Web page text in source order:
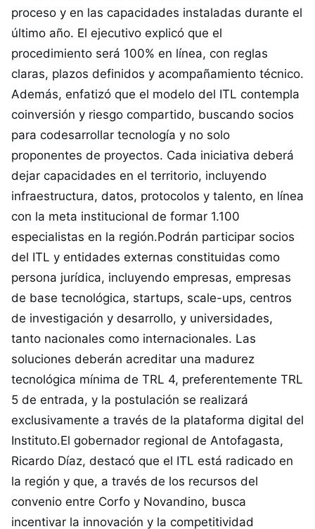
proceso y en las capacidades instaladas durante el
último año. El ejecutivo explicó que el
procedimiento será 100% en línea, con reglas
claras, plazos definidos y acompañamiento técnico.
Además, enfatizó que el modelo del ITL contempla
coinversión y riesgo compartido, buscando socios
para codesarrollar tecnología y no solo
proponentes de proyectos. Cada iniciativa deberá
dejar capacidades en el territorio, incluyendo
infraestructura, datos, protocolos y talento, en línea
con la meta institucional de formar 1.100
especialistas en la región.Podrán participar socios
del ITL y entidades externas constituidas como
persona jurídica, incluyendo empresas, empresas
de base tecnológica, startups, scale-ups, centros
de investigación y desarrollo, y universidades,
tanto nacionales como internacionales. Las
soluciones deberán acreditar una madurez
tecnológica mínima de TRL 4, preferentemente TRL
5 de entrada, y la postulación se realizará
exclusivamente a través de la plataforma digital del
Instituto.El gobernador regional de Antofagasta,
Ricardo Díaz, destacó que el ITL está radicado en
la región y que, a través de los recursos del
convenio entre Corfo y Novandino, busca
incentivar la innovación y la competitividad